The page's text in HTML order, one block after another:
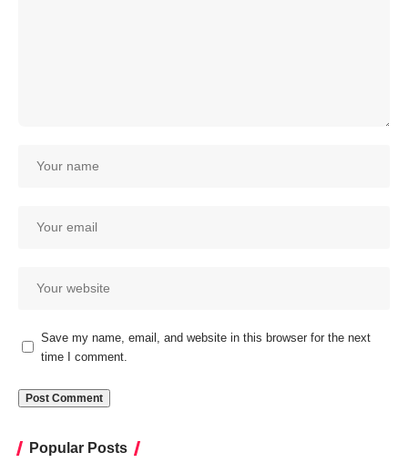
Save my name, email, and website in this browser for the next
time I comment.
Popular Posts